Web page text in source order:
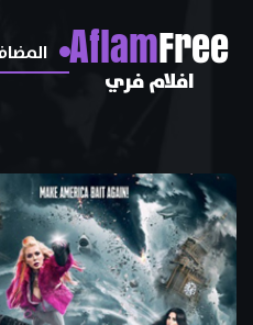
AflamFree
افلام فري